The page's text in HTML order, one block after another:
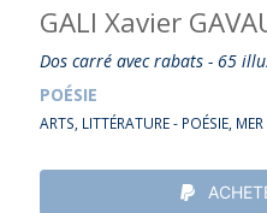
GALI Xavier
Dos carré avec rabats - 65
POÉSIE
ARTS, LITTÉRATURE - POÉSIE, MER